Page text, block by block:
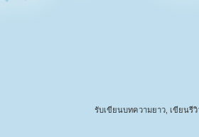
รับเขียนบทความยาว, เขียนรี